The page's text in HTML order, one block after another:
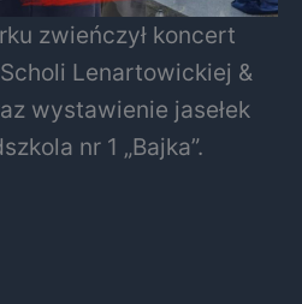
zwieńczył koncert
Lenartowickiej &
wystawienie jasełek
nr 1 „Bajka”.